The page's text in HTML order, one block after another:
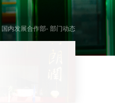
国内发展合作部- 部门动态